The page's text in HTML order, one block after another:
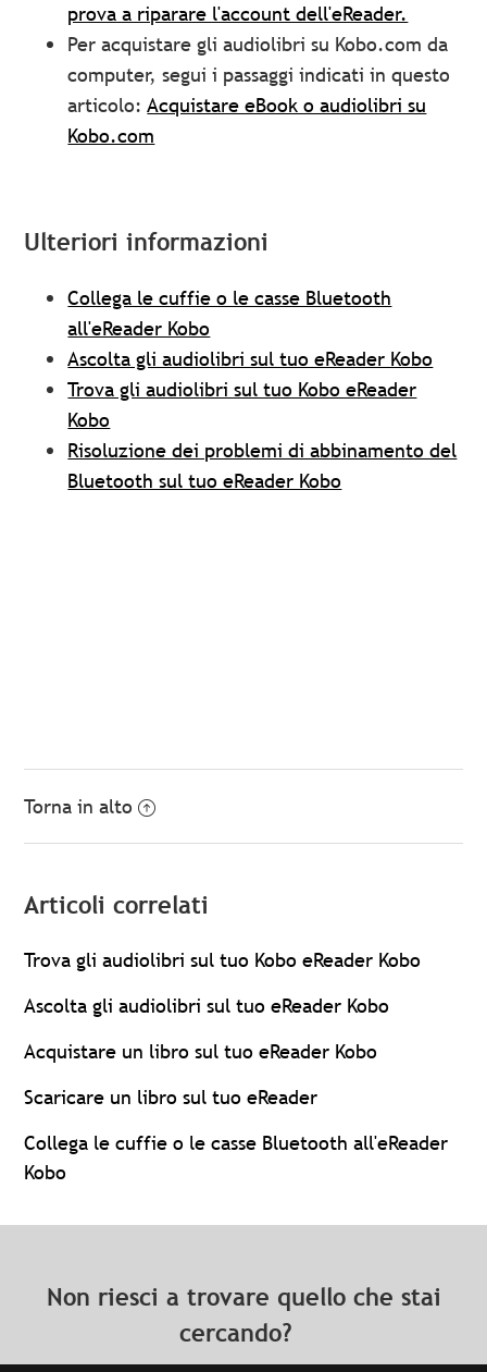
prova a riparare l'account dell'eReader.
Per acquistare gli audiolibri su Kobo.com da
computer, segui i passaggi indicati in questo
articolo:Acquistare eBook o audiolibri su
Kobo.com
Ulteriori informazioni
Collega le cuffie o le casse Bluetooth
all'eReader Kobo
Ascolta gli audiolibri sul tuo eReader Kobo
Trova gli audiolibri sul tuo Kobo eReader
Kobo
Risoluzione dei problemi di abbinamento del
Bluetooth sul tuo eReader Kobo
Torna in alto
Articoli correlati
Trova gli audiolibri sul tuo Kobo eReader Kobo
Ascolta gli audiolibri sul tuo eReader Kobo
Acquistare un libro sul tuo eReader Kobo
Scaricare un libro sul tuo eReader
Collega le cuffie o le casse Bluetooth all'eReader
Kobo
Non riesci a trovare quello che stai
cercando?